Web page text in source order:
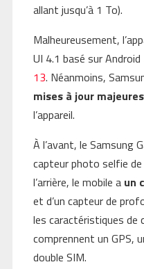
allant jusqu’à 1 To).
Malheureusement,
UI 4.1 basé sur
13. Néanmoins,
mises à jour majeures
l’appareil.
À l’avant, le Samsung
capteur photo selfie
l’arrière, le mobile a un
et d’un capteur de
les caractéristiques de
comprennent un GPS,
double SIM.